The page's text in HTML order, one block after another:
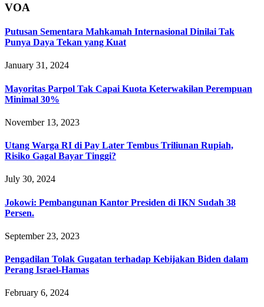
VOA
Putusan Sementara Mahkamah Internasional Dinilai Tak
Punya Daya Tekan yang Kuat
January 31, 2024
Mayoritas Parpol Tak Capai Kuota Keterwakilan Perempuan
Minimal 30%
November 13, 2023
Utang Warga RI di Pay Later Tembus Triliunan Rupiah,
Risiko Gagal Bayar Tinggi?
July 30, 2024
Jokowi: Pembangunan Kantor Presiden di IKN Sudah 38
Persen.
September 23, 2023
Pengadilan Tolak Gugatan terhadap Kebijakan Biden dalam
Perang Israel-Hamas
February 6, 2024